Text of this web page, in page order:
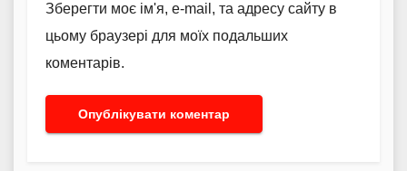
Зберегти моє ім'я, e-mail, та адресу сайту в
цьому браузері для моїх подальших
коментарів.